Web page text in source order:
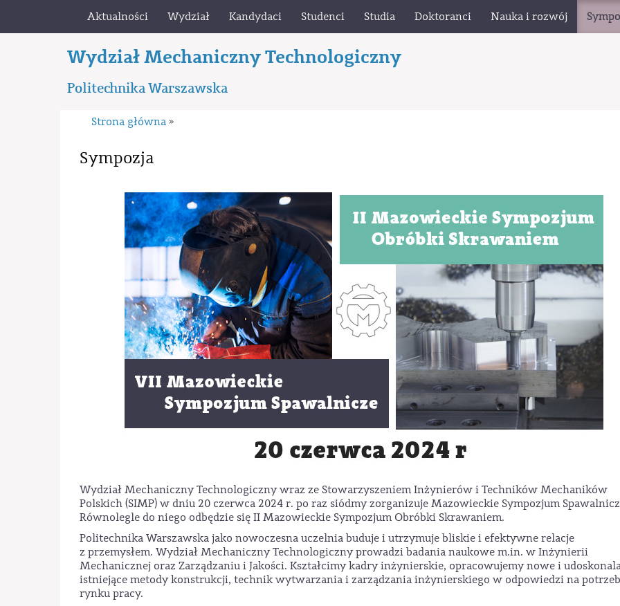
Aktualności Wydział Kandydaci Studenci Studia Doktoranci Nauka i rozwój
Wydział Mechaniczny Technologiczny
Politechnika Warszawska
Strona główna »
Sympozja
Wydział Mechaniczny Technologiczny wraz ze Stowarzyszeniem Inżynierów i Techników Mechaników
Polskich (SIMP) w dniu 20 czerwca 2024 r. po raz siódmy zorganizuje Mazowieckie Sympozjum
Równolegle do niego odbędzie się II Mazowieckie Sympozjum Obróbki Skrawaniem.
Politechnika Warszawska jako nowoczesna uczelnia buduje i utrzymuje bliskie i efektywne relacje
z przemysłem. Wydział Mechaniczny Technologiczny prowadzi badania naukowe m.in. w Inżynierii
Mechanicznej oraz Zarządzaniu i Jakości. Kształcimy kadry inżynierskie, opracowujemy nowe i
istniejące metody konstrukcji, technik wytwarzania i zarządzania inżynierskiego w odpowiedzi na
rynku pracy.